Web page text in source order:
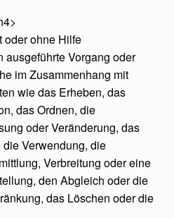
oder ohne Hilfe
ausgeführte Vorgang oder
im Zusammenhang mit
wie das Erheben, das
das Ordnen, die
oder Veränderung, das
Verwendung, die
Verbreitung oder eine
den Abgleich oder die
das Löschen oder die